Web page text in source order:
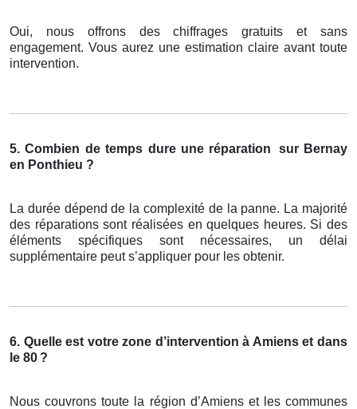
Oui, nous offrons des chiffrages gratuits et sans
engagement. Vous aurez une estimation claire avant toute
intervention.
5. Combien de temps dure une réparation
sur Bernay
en Ponthieu ?
La durée dépend de la complexité de la panne. La majorité
des réparations sont réalisées en quelques heures. Si des
éléments spécifiques sont nécessaires, un délai
supplémentaire peut s’appliquer pour les obtenir.
6. Quelle est votre zone d’intervention à Amiens et dans
le 80 ?
Nous couvrons toute la région d’Amiens et les communes